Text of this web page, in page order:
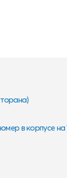
в корпусе на